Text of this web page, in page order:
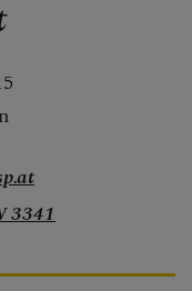
3341